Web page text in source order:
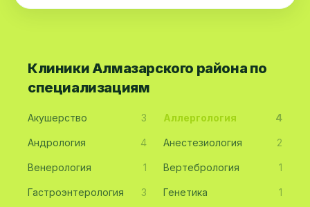
Клиники Алмазарского района по
специализациям
Акушерство 3 Аллергология 4
Андрология 4 Анестезиология 2
Венерология 1 Вертебрология 1
Гастроэнтерология 3 Генетика 1